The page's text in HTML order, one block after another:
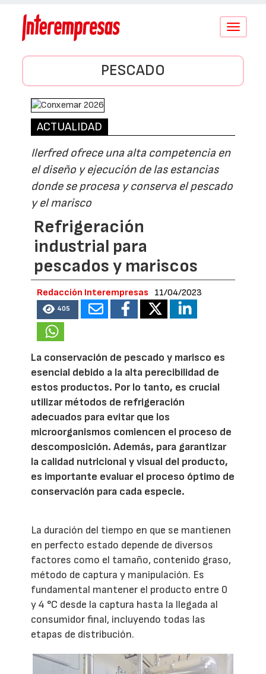
Conmutar
PESCADO
ACTUALIDAD
Ilerfred ofrece una alta competencia en
el diseño y ejecución de las estancias
donde se procesa y conserva el pescado
y el marisco
Refrigeración
industrial para
pescados y mariscos
Redacción Interempresas 11/04/2023
405
La conservación de pescado y marisco es
esencial debido a la alta perecibilidad de
estos productos. Por lo tanto, es crucial
utilizar métodos de refrigeración
adecuados para evitar que los
microorganismos comiencen el proceso de
descomposición. Además, para garantizar
la calidad nutricional y visual del producto,
es importante evaluar el proceso óptimo de
conservación para cada especie.
La duración del tiempo en que se mantienen
en perfecto estado depende de diversos
factores como el tamaño, contenido graso,
método de captura y manipulación. Es
fundamental mantener el producto entre 0
y 4 °C desde la captura hasta la llegada al
consumidor final, incluyendo todas las
etapas de distribución.